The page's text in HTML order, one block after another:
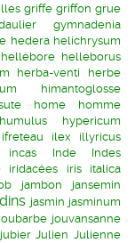
griffe griffon grue
gymnadenia
hedera helichrysum
hellébore helleborus
herba-venti
herbe
himantoglosse
home
homme
humulus
hypericum
ifreteau ilex
illyricus
incas Inde
Indes
iridacées iris
italica
jambon
jansemin
jasmin jasminum
joubarbe jouvansanne
Julien Julienne